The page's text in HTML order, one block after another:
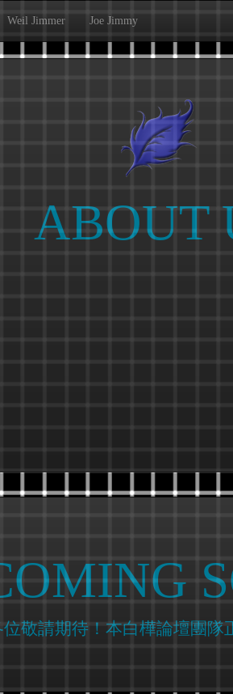
Weil Jimmer Joe Jimmy
ABOUT
敬請期待！本白樺論壇團隊